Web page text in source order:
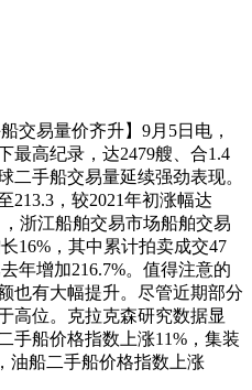
易量价齐升】9月5日电，
最高纪录，达2479艘、合1.4
二手船交易量延续强劲表现。
213.3，较2021年初涨幅达
浙江船舶交易市场船舶交易
16%，其中累计拍卖成交47
年增加216.7%。值得注意的
也有大幅提升。尽管近期部分
高位。克拉克森研究数据显
手船价格指数上涨11%，集装
油船二手船价格指数上涨